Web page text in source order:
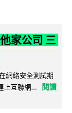
家公司 三
網絡安全測試期
上互聯網...
閱讀